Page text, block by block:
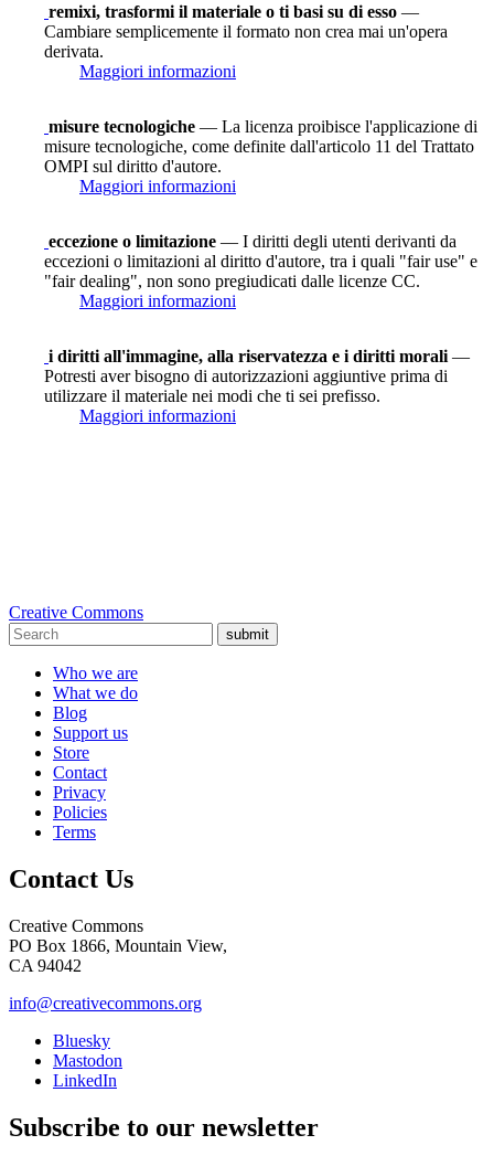
remixi, trasformi il materiale o ti basi su di esso —
Cambiare semplicemente il formato non crea mai un'opera
derivata.
Maggiori informazioni
misure tecnologiche — La licenza proibisce l'applicazione di
misure tecnologiche, come definite dall'articolo 11 del Trattato
OMPI sul diritto d'autore.
Maggiori informazioni
eccezione o limitazione — I diritti degli utenti derivanti da
eccezioni o limitazioni al diritto d'autore, tra i quali "fair use" e
"fair dealing", non sono pregiudicati dalle licenze CC.
Maggiori informazioni
i diritti all'immagine, alla riservatezza e i diritti morali —
Potresti aver bisogno di autorizzazioni aggiuntive prima di
utilizzare il materiale nei modi che ti sei prefisso.
Maggiori informazioni
Creative Commons
submit
Who we are
What we do
Blog
Support us
Store
Contact
Privacy
Policies
Terms
Contact Us
Creative Commons
PO Box 1866, Mountain View,
CA 94042
info@creativecommons.org
Bluesky
Mastodon
LinkedIn
Subscribe to our newsletter